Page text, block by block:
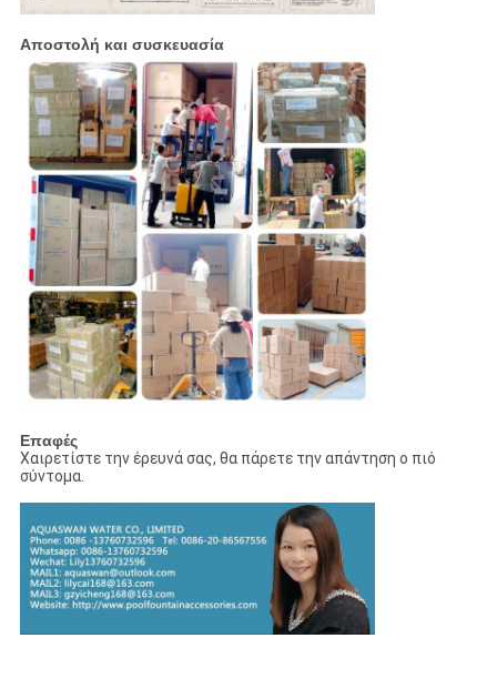
Αποστολή και συσκευασία
Επαφές
Χαιρετίστε την έρευνά σας, θα πάρετε την απάντηση ο πιό
σύντομα.